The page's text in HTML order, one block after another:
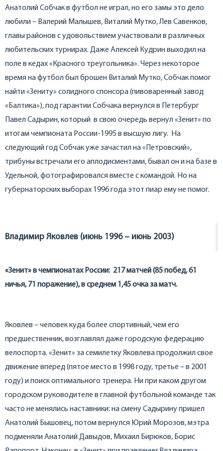
Анатолий Собчак в футбол не играл, но его замы это дело
любили – Валерий Малышев, Виталий Мутко, Лев Савенков,
главы районов с удовольствием участвовали в различных
любительских турнирах. Даже Алексей Кудрин выходил на
поле в кедах «Красного треугольника». Через некоторое
время на футбол был брошен Виталий Мутко, Собчак помог
найти «Зениту» солидного спонсора (пивоваренный завод
«Балтика»), под гарантии Собчака вернулся в Петербург
Павел Садырин, который в свою очередь вернул «Зенит» по
итогам чемпионата России-1995 в высшую лигу. На
следующий год Собчак уже зачастил на «Петровский»,
трибуны встречали его аплодисментами, бывал он и на базе в
Удельной, фотографировался вместе с командой. Но на
губернаторских выборах 1996 года этот пиар ему не помог.
Владимир Яковлев (июнь 1996 – июнь 2003)
«Зенит» в чемпионатах России: 217 матчей (85 побед, 61
ничья, 71 поражение), в среднем 1,45 очка за матч.
Яковлев – человек куда более спортивный, чем его
предшественник, возглавлял даже городскую федерацию
велоспорта. «Зенит» за семилетку Яковлева продолжил свое
движение вперед (пятое место в 1998 году, третье – в 2001
году) и поиск оптимального тренера. Ни при каком другом
городском руководителе в главной футбольной команде так
часто не менялись наставники: на смену Садырину пришел
Анатолий Бышовец, потом вернулся Юрий Морозов, мэтра
подменяли Анатолий Давыдов, Михаил Бирюков, Борис